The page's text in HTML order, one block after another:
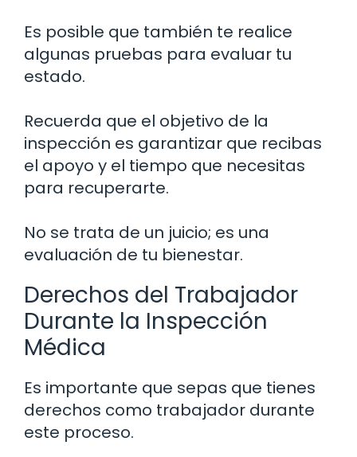
Es posible que también te realice
algunas pruebas para evaluar tu
estado.
Recuerda que el objetivo de la
inspección es garantizar que recibas
el apoyo y el tiempo que necesitas
para recuperarte.
No se trata de un juicio; es una
evaluación de tu bienestar.
Derechos del Trabajador
Durante la Inspección
Médica
Es importante que sepas que tienes
derechos como trabajador durante
este proceso.